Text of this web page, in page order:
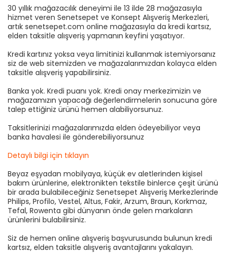
30 yıllık mağazacılık deneyimi ile 13 ilde 28 mağazasıyla
hizmet veren Senetsepet ve Konsept Alışveriş Merkezleri,
artık senetsepet.com online mağazasıyla da kredi kartsız,
elden taksitle alışveriş yapmanın keyfini yaşatıyor.
Kredi kartınız yoksa veya limitinizi kullanmak istemiyorsanız
siz de web sitemizden ve mağazalarımızdan kolayca elden
taksitle alışveriş yapabilirsiniz.
Banka yok. Kredi puanı yok. Kredi onay merkezimizin ve
mağazamızın yapacağı değerlendirmelerin sonucuna göre
talep ettiğiniz ürünü hemen alabiliyorsunuz.
Taksitlerinizi mağazalarımızda elden ödeyebiliyor veya
banka havalesi ile gönderebiliyorsunuz
Detaylı bilgi için tıklayın
Beyaz eşyadan mobilyaya, küçük ev aletlerinden kişisel
bakım ürünlerine, elektronikten tekstile binlerce çeşit ürünü
bir arada bulabileceğiniz Senetsepet Alışveriş Merkezlerinde
Philips, Profilo, Vestel, Altus, Fakir, Arzum, Braun, Korkmaz,
Tefal, Rowenta gibi dünyanın önde gelen markaların
ürünlerini bulabilirsiniz.
Siz de hemen online alışveriş başvurusunda bulunun kredi
kartsız, elden taksitle alışveriş avantajlarını yakalayın.